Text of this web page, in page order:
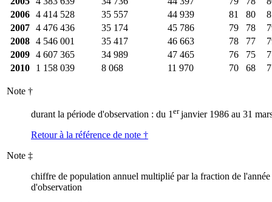
2006 4 414 528 35 557 44 939 81 80
2007 4 476 436 35 174 45 786 79 78
2008 4 546 001 35 417 46 663 78 77
2009 4 607 365 34 989 47 465 76 75
2010
1 158 039 8 068 11 970 70 68
Note †
durant la période d'observation : du 1 erjanvier 1986 au 31
Retour à la référence de note †
Note ‡
chiffre de population annuel multiplié par la fraction de
d'observation